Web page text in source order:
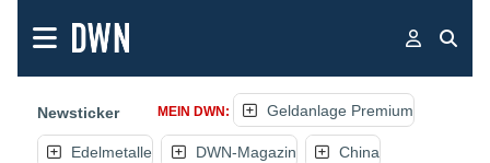
Newsticker MEIN DWN: Geldanlage Premium
Edelmetalle DWN-Magazin China